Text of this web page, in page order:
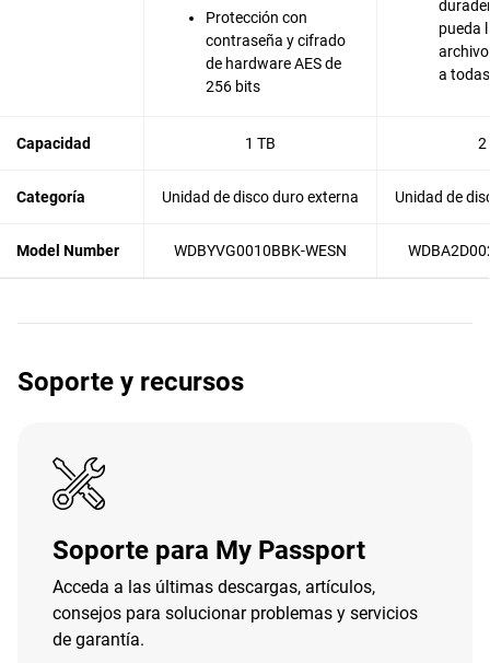
Protección con
contraseña y cifrado
de hardware AES de
256 bits
pueda
a
Capacidad 1 TB 2
Categoría Unidad de disco duro externa Unidad de
Model Number WDBYVG0010BBK-WESN
Soporte y recursos
Soporte para My Passport
Acceda a las últimas descargas, artículos,
consejos para solucionar problemas y servicios
de garantía.